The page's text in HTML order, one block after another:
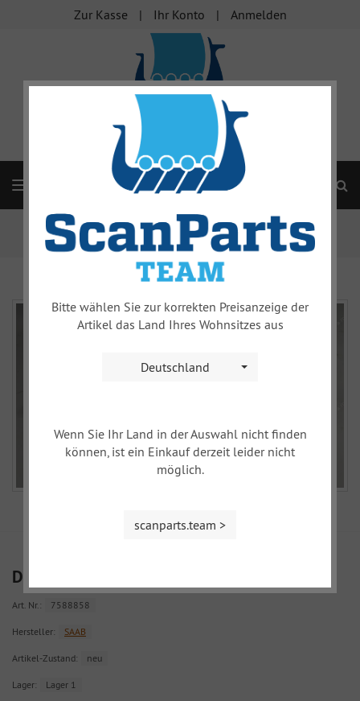
Zur Kasse Ihr Konto Anmelden
Startseite
Motorenteile
99
Dichtung Ansaugkrümmer 99 900
Dichtung Ansaugkrümmer 99 900
Art. Nr.: 7588858
Hersteller: SAAB
Artikel-Zustand: neu
Lager: Lager 1
Bitte wählen Sie zur korrekten Preisanzeige der
Artikel das Land Ihres Wohnsitzes aus
Deutschland
Wenn Sie Ihr Land in der Auswahl nicht finden
können, ist ein Einkauf derzeit leider nicht
möglich.
scanparts.team >